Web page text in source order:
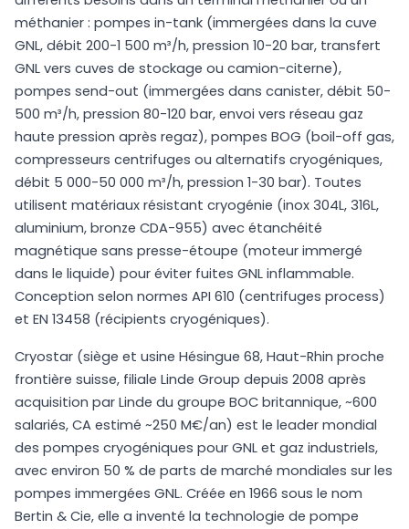
méthanier : pompes in-tank (immergées dans la cuve
GNL, débit 200-1 500 m³/h, pression 10-20 bar, transfert
GNL vers cuves de stockage ou camion-citerne),
pompes send-out (immergées dans canister, débit 50-
500 m³/h, pression 80-120 bar, envoi vers réseau gaz
haute pression après regaz), pompes BOG (boil-off gas,
compresseurs centrifuges ou alternatifs cryogéniques,
débit 5 000-50 000 m³/h, pression 1-30 bar). Toutes
utilisent matériaux résistant cryogénie (inox 304L, 316L,
aluminium, bronze CDA-955) avec étanchéité
magnétique sans presse-étoupe (moteur immergé
dans le liquide) pour éviter fuites GNL inflammable.
Conception selon normes API 610 (centrifuges process)
et EN 13458 (récipients cryogéniques).
Cryostar (siège et usine Hésingue 68, Haut-Rhin proche
frontière suisse, filiale Linde Group depuis 2008 après
acquisition par Linde du groupe BOC britannique, ~600
salariés, CA estimé ~250 M€/an) est le leader mondial
des pompes cryogéniques pour GNL et gaz industriels,
avec environ 50 % de parts de marché mondiales sur les
pompes immergées GNL. Créée en 1966 sous le nom
Bertin & Cie, elle a inventé la technologie de pompe